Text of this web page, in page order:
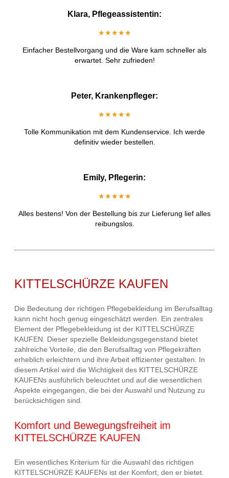
Klara, Pflegeassistentin:
★★★★★
Einfacher Bestellvorgang und die Ware kam schneller als
erwartet. Sehr zufrieden!
Peter, Krankenpfleger:
★★★★★
Tolle Kommunikation mit dem Kundenservice. Ich werde
definitiv wieder bestellen.
Emily, Pflegerin:
★★★★★
Alles bestens! Von der Bestellung bis zur Lieferung lief alles
reibungslos.
KITTELSCHÜRZE KAUFEN
Die Bedeutung der richtigen Pflegebekleidung im Berufsalltag
kann nicht hoch genug eingeschätzt werden. Ein zentrales
Element der Pflegebekleidung ist der KITTELSCHÜRZE
KAUFEN. Dieser spezielle Bekleidungsgegenstand bietet
zahlreiche Vorteile, die den Berufsalltag von Pflegekräften
erheblich erleichtern und ihre Arbeit effizienter gestalten. In
diesem Artikel wird die Wichtigkeit des KITTELSCHÜRZE
KAUFENs ausführlich beleuchtet und auf die wesentlichen
Aspekte eingegangen, die bei der Auswahl und Nutzung zu
berücksichtigen sind.
Komfort und Bewegungsfreiheit im
KITTELSCHÜRZE KAUFEN
Ein wesentliches Kriterium für die Auswahl des richtigen
KITTELSCHÜRZE KAUFENs ist der Komfort, den er bietet.